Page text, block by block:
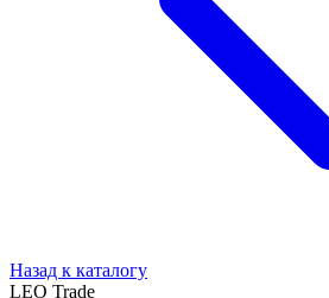
Назад к каталогу
LEO Trade